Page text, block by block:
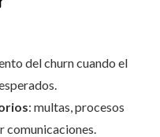
del churn cuando el
: multas, procesos
comunicaciones.